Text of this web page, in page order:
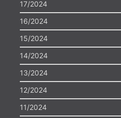
17/2024
16/2024
15/2024
14/2024
13/2024
12/2024
11/2024